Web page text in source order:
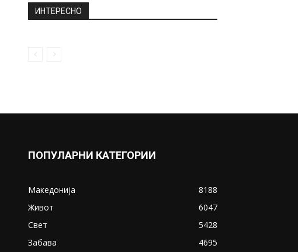
ИНТЕРЕСНО
ПОПУЛАРНИ КАТЕГОРИИ
Македонија
8188
Живот
6047
Свет
5428
Забава
4695